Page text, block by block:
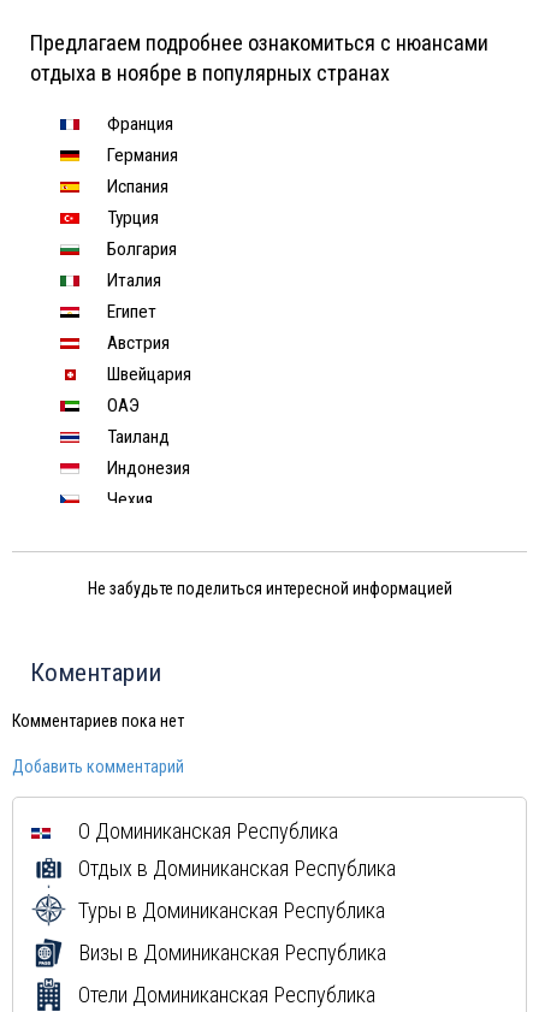
Предлагаем подробнее ознакомиться с нюансами
отдыха в ноябре в популярных странах
Франция
Германия
Испания
Турция
Болгария
Италия
Египет
Австрия
Швейцария
ОАЭ
Таиланд
Индонезия
Чехия
Израиль
Шри-Ланка
Норвегия
Вьетнам
Мексика
Куба
Мальдивы
Маврикий
Не забудьте поделиться интересной информацией
Коментарии
Комментариев пока нет
Добавить комментарий
О Доминиканская Республика
Отдых в Доминиканская Республика
Туры в Доминиканская Республика
Визы в Доминиканская Республика
Отели Доминиканская Республика